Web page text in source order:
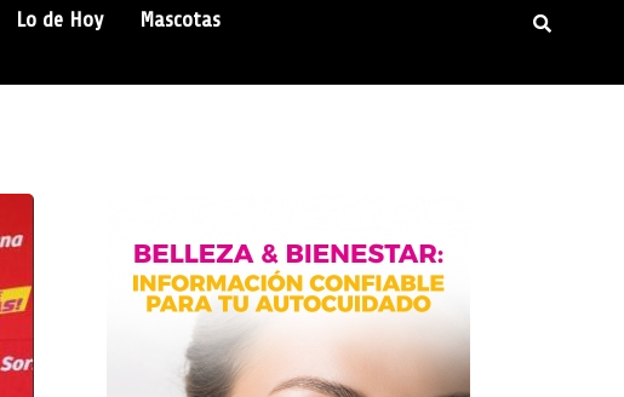
Lo de Hoy
Mascotas